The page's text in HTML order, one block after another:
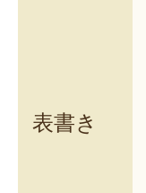
表書き